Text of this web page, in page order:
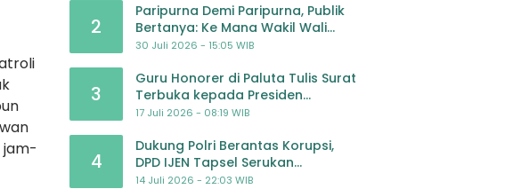
jam-
2
Paripurna Demi Paripurna, Publik
Bertanya: Ke Mana Wakil Wali
Kota Padangsidimpuan?
30 Juli 2026 - 15:05 WIB
3
Guru Honorer di Paluta Tulis Surat
Terbuka kepada Presiden
Prabowo, Mohon Keadilan atas
17 Juli 2026 - 08:19 WIB
4
Dukung Polri Berantas Korupsi,
DPD IJEN Tapsel Serukan
Pengawalan Kasus Mantan
14 Juli 2026 - 22:03 WIB